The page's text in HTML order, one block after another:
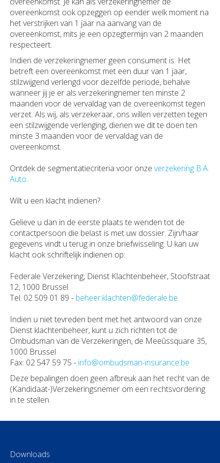
overeenkomst ook opzeggen op eender welk moment na
het verstrijken van 1 jaar na aanvang van de
overeenkomst, mits je een opzegtermijn van 2 maanden
respecteert.
Indien de verzekeringnemer geen consument is: Het
betreft een overeenkomst met een duur van 1 jaar,
stilzwijgend verlengd voor dezelfde periode, behalve
wanneer jij je er als verzekeringnemer ten minste 2
maanden voor de vervaldag van de overeenkomst tegen
verzet. Als wij, als verzekeraar, ons willen verzetten tegen
een stilzwijgende verlenging, dienen we dit te doen ten
minste 3 maanden voor de vervaldag van de
overeenkomst.
Ontdek de segmentatiecriteria voor onze verzekering B.A.
Auto.
Wilt u een klacht indienen?
Gelieve u dan in de eerste plaats te wenden tot de
contactpersoon die belast is met uw dossier. Zijn/haar
gegevens vindt u terug in onze briefwisseling. U kan uw
klacht ook schriftelijk indienen op:
Federale Verzekering, Dienst Klachtenbeheer, Stoofstraat
12, 1000 Brussel.
Tel: 02 509 01 89 - beheer.klachten@federale.be
Indien u niet tevreden bent met het antwoord van onze
Dienst klachtenbeheer, kunt u zich richten tot de
Ombudsman van de Verzekeringen, de Meeûssquare 35,
1000 Brussel
Fax: 02 547 59 75 - info@ombudsman-insurance.be
Deze bepalingen doen geen afbreuk aan het recht van de
(Kandidaat-)Verzekeringsnemer om een rechtsvordering
in te stellen.
Downloads